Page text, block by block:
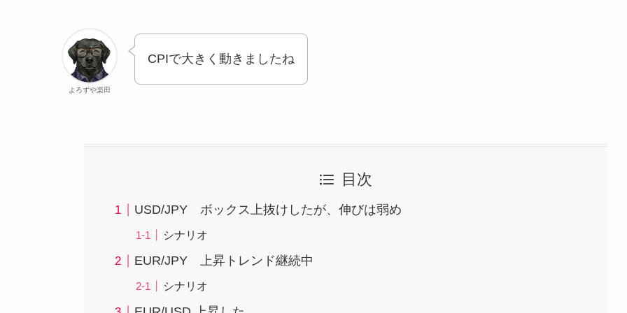
よろずや楽田
CPIで大きく動きましたね
目次
USD/JPY ボックス上抜けしたが、伸びは弱め
シナリオ
EUR/JPY 上昇トレンド継続中
シナリオ